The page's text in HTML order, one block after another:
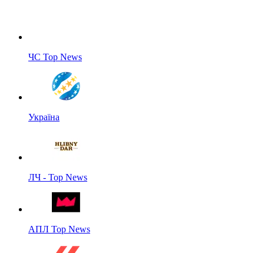
ЧС Top News
Україна
ЛЧ - Top News
АПЛ Top News